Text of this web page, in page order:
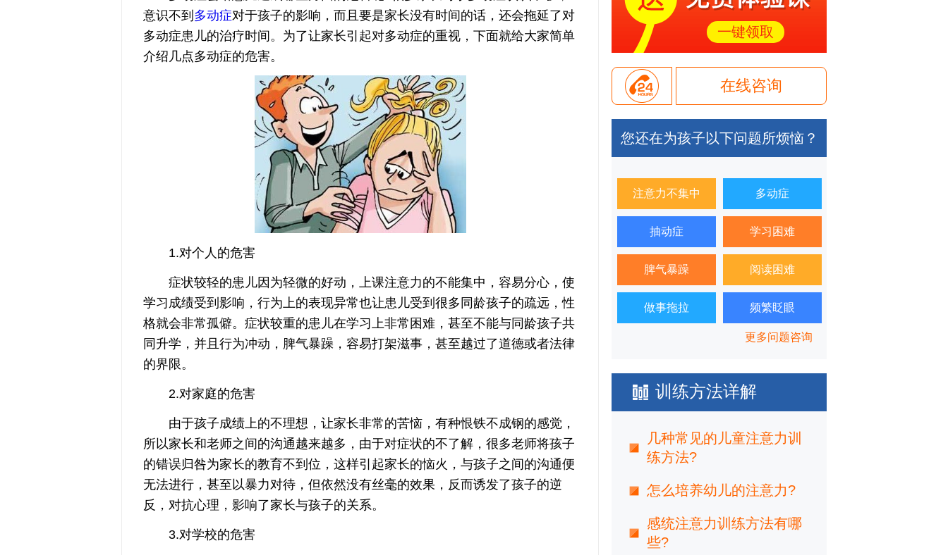
意识不到多动症对于孩子的影响，而且要是家长没有时间的话，还会拖延了对
多动症患儿的治疗时间。为了让家长引起对多动症的重视，下面就给大家简单
介绍几点多动症的危害。
1.对个人的危害
症状较轻的患儿因为轻微的好动，上课注意力的不能集中，容易分心，使
学习成绩受到影响，行为上的表现异常也让患儿受到很多同龄孩子的疏远，性
格就会非常孤僻。症状较重的患儿在学习上非常困难，甚至不能与同龄孩子共
同升学，并且行为冲动，脾气暴躁，容易打架滋事，甚至越过了道德或者法律
的界限。
2.对家庭的危害
由于孩子成绩上的不理想，让家长非常的苦恼，有种恨铁不成钢的感觉，
所以家长和老师之间的沟通越来越多，由于对症状的不了解，很多老师将孩子
的错误归咎为家长的教育不到位，这样引起家长的恼火，与孩子之间的沟通便
无法进行，甚至以暴力对待，但依然没有丝毫的效果，反而诱发了孩子的逆
反，对抗心理，影响了家长与孩子的关系。
3.对学校的危害
一键领取
在线咨询
您还在为孩子以下问题所烦恼？
注意力不集中 多动症
抽动症 学习困难
脾气暴躁 阅读困难
做事拖拉 频繁眨眼
更多问题咨询
训练方法详解
几种常见的儿童注意力训
练方法?
怎么培养幼儿的注意力?
感统注意力训练方法有哪
些?